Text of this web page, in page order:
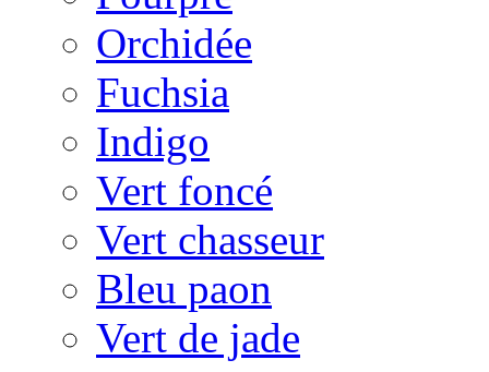
Orchidée
Fuchsia
Indigo
Vert foncé
Vert chasseur
Bleu paon
Vert de jade